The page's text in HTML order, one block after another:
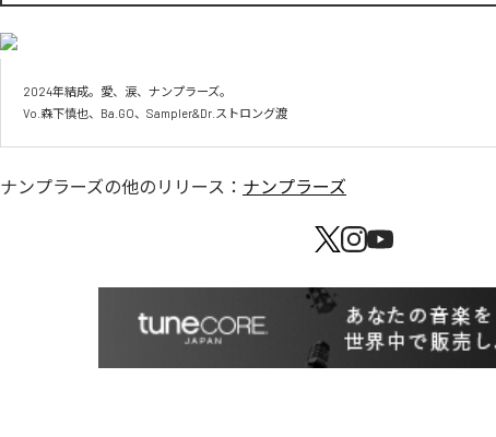
2024年結成。愛、涙、ナンプラーズ。
Vo.森下慎也、Ba.GO、Sampler&Dr.ストロング渡
ナンプラーズの他のリリース： ナンプラーズ